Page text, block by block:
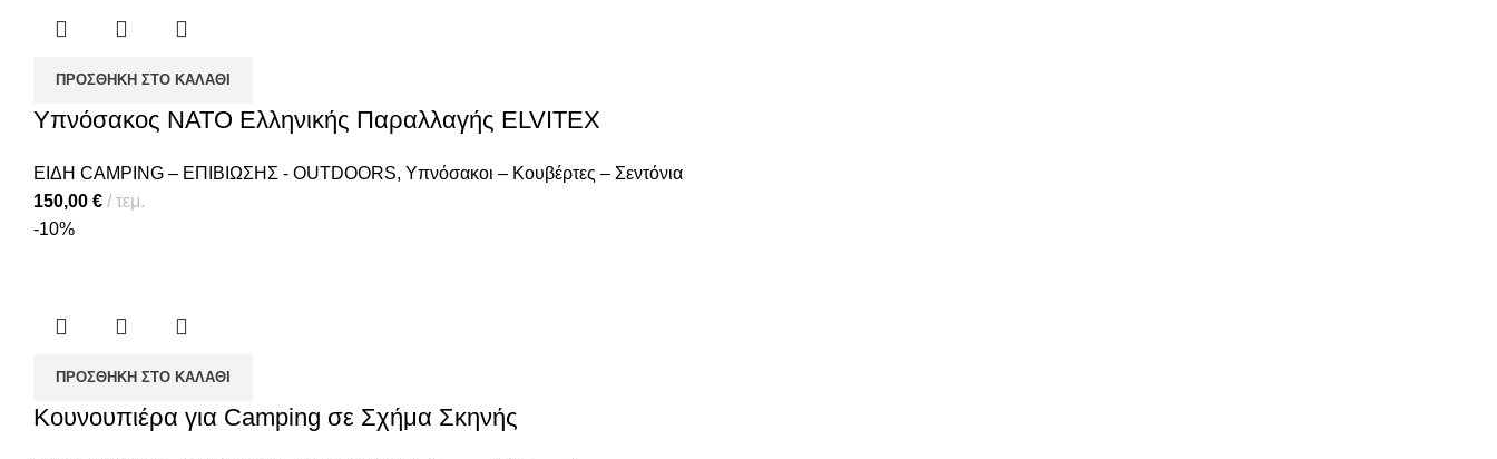
ΠΡΟΣΘΉΚΗ ΣΤΟ ΚΑΛΆΘΙ
Υπνόσακος ΝΑΤΟ Ελληνικής Παραλλαγής ELVITEX
ΕΙΔΗ CAMPING – ΕΠΙΒΙΩΣΗΣ - OUTDOORS, Υπνόσακοι – Κουβέρτες – Σεντόνια
150,00 €
τεμ.
-10%
ΠΡΟΣΘΉΚΗ ΣΤΟ ΚΑΛΆΘΙ
Κουνουπιέρα για Camping σε Σχήμα Σκηνής